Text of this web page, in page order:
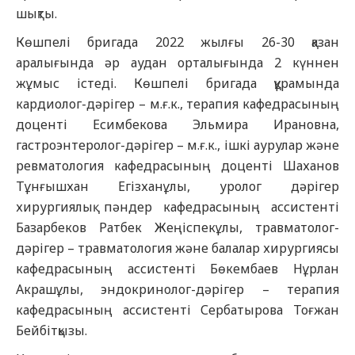
шықты.
Көшпелі бригада 2022 жылғы 26-30 қазан
аралығында әр аудан орталығында 2 күннен
жұмыс істеді. Көшпелі бригада құрамында
кардиолог-дәрігер – м.ғ.к., терапия кафедрасының
доценті Есимбекова Эльмира Ирановна,
гастроэнтеролог-дәрігер – м.ғ.к., ішкі аурулар және
ревматология кафедрасының доценті Шаханов
Тұнғышхан Егізханұлы, уролог дәрігер
хирургиялық пәндер кафедрасының ассистенті
Базарбеков Ратбек Жеңіспекұлы, травматолог-
дәрігер – травматология және балалар хирургиясы
кафедрасының ассистенті Бөкембаев Нұрлан
Акрашұлы, эндокринолог-дәрігер – терапия
кафедрасының ассистенті Сербатырова Тоғжан
Бейбітқызы.